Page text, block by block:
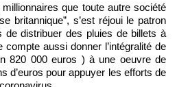
que toute autre société
britannique”, s’est réjoui le patron
de distribuer des pluies de billets à
aussi donner l’intégralité de
820 000 euros ) à une oeuvre de
d’euros pour appuyer les efforts de